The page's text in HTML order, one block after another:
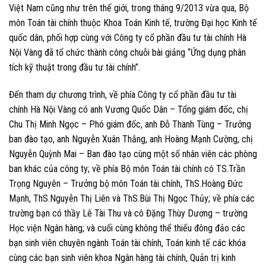
Việt Nam cũng như trên thế giới, trong tháng 9/2013 vừa qua, Bộ
môn Toán tài chính thuộc Khoa Toán Kinh tế, trường Đại học Kinh tế
quốc dân, phối hợp cùng với Công ty cổ phần đầu tư tài chính Hà
Nội Vàng đã tổ chức thành công chuỗi bài giảng “Ứng dụng phân
tích kỹ thuật trong đầu tư tài chính”.
Đến tham dự chương trình, về phía Công ty cổ phần đầu tư tài
chính Hà Nội Vàng có anh Vương Quốc Dân – Tổng giám đốc, chị
Chu Thị Minh Ngọc – Phó giám đốc, anh Đỗ Thanh Tùng – Trưởng
ban đào tạo, anh Nguyễn Xuân Thắng, anh Hoàng Mạnh Cường, chị
Nguyễn Quỳnh Mai – Ban đào tạo cùng một số nhân viên các phòng
ban khác của công ty; về phía Bộ môn Toán tài chính có TS.Trần
Trọng Nguyên – Trưởng bộ môn Toán tài chính, ThS.Hoàng Đức
Mạnh, ThS.Nguyễn Thị Liên và ThS.Bùi Thị Ngọc Thủy; về phía các
trường bạn có thầy Lê Tài Thu và cô Đặng Thùy Dương – trường
Học viện Ngân hàng; và cuối cùng không thể thiếu đông đảo các
bạn sinh viên chuyên ngành Toán tài chính, Toán kinh tế các khóa
cùng các bạn sinh viên khoa Ngân hàng tài chính, Quản trị kinh